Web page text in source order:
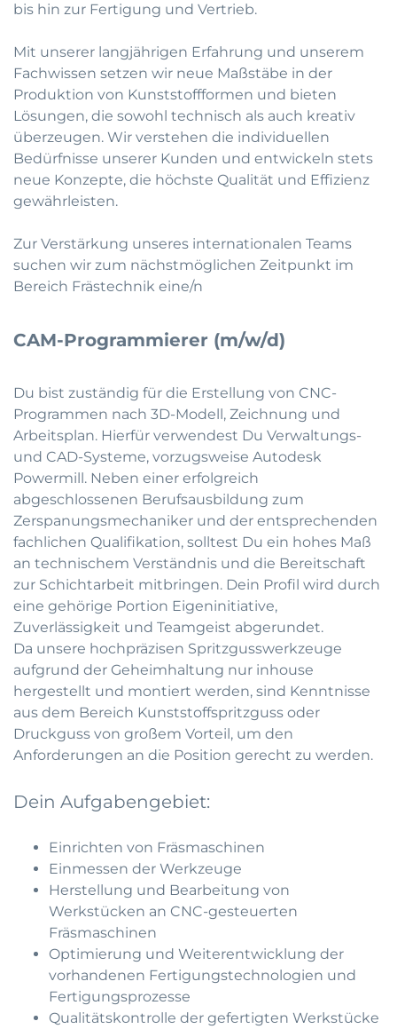
bis hin zur Fertigung und Vertrieb.
Mit unserer langjährigen Erfahrung und unserem
Fachwissen setzen wir neue Maßstäbe in der
Produktion von Kunststoffformen und bieten
Lösungen, die sowohl technisch als auch kreativ
überzeugen. Wir verstehen die individuellen
Bedürfnisse unserer Kunden und entwickeln stets
neue Konzepte, die höchste Qualität und Effizienz
gewährleisten.
Zur Verstärkung unseres internationalen Teams
suchen wir zum nächstmöglichen Zeitpunkt im
Bereich Frästechnik eine/n
CAM-Programmierer (m/w/d)
Du bist zuständig für die Erstellung von CNC-
Programmen nach 3D-Modell, Zeichnung und
Arbeitsplan. Hierfür verwendest Du Verwaltungs-
und CAD-Systeme, vorzugsweise Autodesk
Powermill. Neben einer erfolgreich
abgeschlossenen Berufsausbildung zum
Zerspanungsmechaniker und der entsprechenden
fachlichen Qualifikation, solltest Du ein hohes Maß
an technischem Verständnis und die Bereitschaft
zur Schichtarbeit mitbringen. Dein Profil wird durch
eine gehörige Portion Eigeninitiative,
Zuverlässigkeit und Teamgeist abgerundet.
Da unsere hochpräzisen Spritzgusswerkzeuge
aufgrund der Geheimhaltung nur inhouse
hergestellt und montiert werden, sind Kenntnisse
aus dem Bereich Kunststoffspritzguss oder
Druckguss von großem Vorteil, um den
Anforderungen an die Position gerecht zu werden.
Dein Aufgabengebiet:
Einrichten von Fräsmaschinen
Einmessen der Werkzeuge
Herstellung und Bearbeitung von
Werkstücken an CNC-gesteuerten
Fräsmaschinen
Optimierung und Weiterentwicklung der
vorhandenen Fertigungstechnologien und
Fertigungsprozesse
Qualitätskontrolle der gefertigten Werkstücke